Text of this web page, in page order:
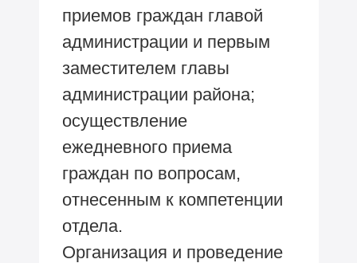
приемов граждан главой
администрации и первым
заместителем главы
администрации района;
осуществление
ежедневного приема
граждан по вопросам,
отнесенным к компетенции
отдела.
Организация и проведение